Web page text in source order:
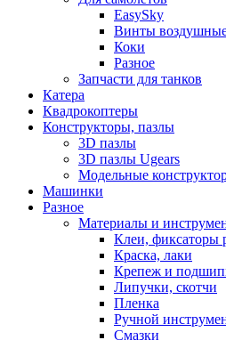
EasySky
Винты
Коки
Разное
Запчасти для танков
Катера
Квадрокоптеры
Конструкторы, пазлы
3D пазлы
3D пазлы Ugears
Модельные
Машинки
Разное
Материалы и
Клеи, фиксаторы
Краска, лаки
Крепеж и
Липучки, скотчи
Пленка
Ручной
Смазки